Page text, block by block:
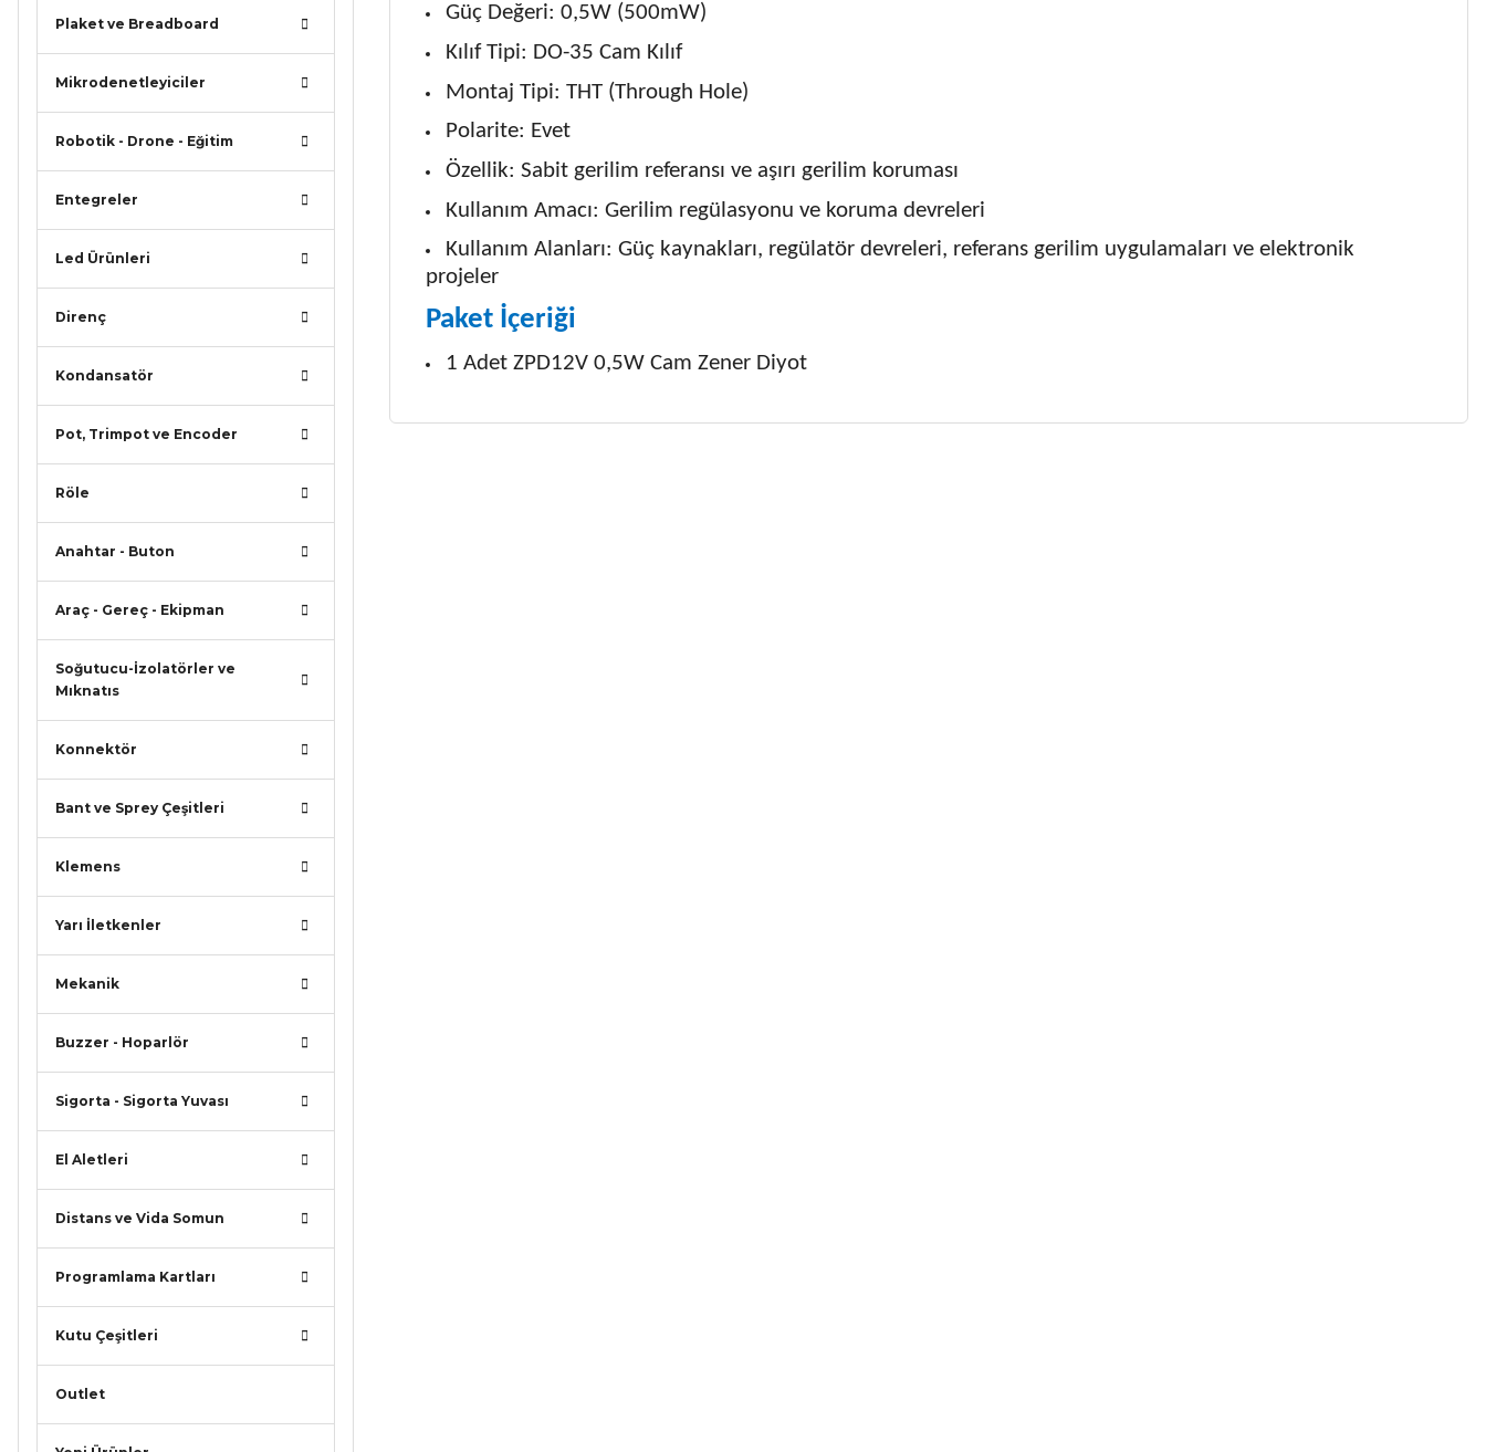
Plaket ve Breadboard
Mikrodenetleyiciler
Robotik - Drone - Eğitim
Entegreler
Led Ürünleri
Direnç
Kondansatör
Pot, Trimpot ve Encoder
Röle
Anahtar - Buton
Araç - Gereç - Ekipman
Soğutucu-İzolatörler ve
Mıknatıs
Konnektör
Bant ve Sprey Çeşitleri
Klemens
Yarı İletkenler
Mekanik
Buzzer - Hoparlör
Sigorta - Sigorta Yuvası
El Aletleri
Distans ve Vida Somun
Programlama Kartları
Kutu Çeşitleri
Outlet
Güç Değeri: 0,5W (500mW)
Kılıf Tipi: DO-35 Cam Kılıf
Montaj Tipi: THT (Through Hole)
Polarite: Evet
Özellik: Sabit gerilim referansı ve aşırı gerilim koruması
Kullanım Amacı: Gerilim regülasyonu ve koruma devreleri
Kullanım Alanları: Güç kaynakları, regülatör devreleri, referans gerilim uygulamaları ve elektronik
projeler
Paket İçeriği
1 Adet ZPD12V 0,5W Cam Zener Diyot